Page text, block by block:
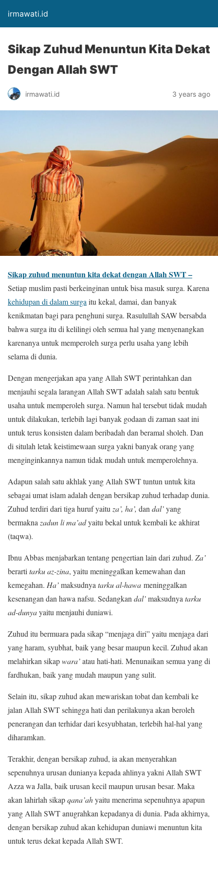
irmawati.id
Sikap Zuhud Menuntun Kita Dekat
Dengan Allah SWT
irmawati.id 3 years ago
Sikap zuhud menuntun kita dekat dengan Allah SWT –
Setiap muslim pasti berkeinginan untuk bisa masuk surga. Karena
kehidupan di dalam surga itu kekal, damai, dan banyak
kenikmatan bagi para penghuni surga. Rasulullah SAW bersabda
bahwa surga itu di kelilingi oleh semua hal yang menyenangkan
karenanya untuk memperoleh surga perlu usaha yang lebih
selama di dunia.
Dengan mengerjakan apa yang Allah SWT perintahkan dan
menjauhi segala larangan Allah SWT adalah salah satu bentuk
usaha untuk memperoleh surga. Namun hal tersebut tidak mudah
untuk dilakukan, terlebih lagi banyak godaan di zaman saat ini
untuk terus konsisten dalam beribadah dan beramal sholeh. Dan
di situlah letak keistimewaan surga yakni banyak orang yang
menginginkannya namun tidak mudah untuk memperolehnya.
Adapun salah satu akhlak yang Allah SWT tuntun untuk kita
sebagai umat islam adalah dengan bersikap zuhud terhadap dunia.
Zuhud terdiri dari tiga huruf yaitu za’, ha’, dan dal’yang
bermakna zadun li ma’adyaitu bekal untuk kembali ke akhirat
(taqwa).
Ibnu Abbas menjabarkan tentang pengertian lain dari zuhud. Za’
berarti tarku az-zina, yaitu meninggalkan kemewahan dan
kemegahan. Ha’maksudnya tarku al-hawa meninggalkan
kesenangan dan hawa nafsu. Sedangkan dal’maksudnya tarku
ad-dunyayaitu menjauhi duniawi.
Zuhud itu bermuara pada sikap “menjaga diri” yaitu menjaga dari
yang haram, syubhat, baik yang besar maupun kecil. Zuhud akan
melahirkan sikapwara’atau hati-hati. Menunaikan semua yang di
fardhukan, baik yang mudah maupun yang sulit.
Selain itu, sikap zuhud akan mewariskan tobat dan kembali ke
jalan Allah SWT sehingga hati dan perilakunya akan beroleh
penerangan dan terhidar dari kesyubhatan, terlebih hal-hal yang
diharamkan.
Terakhir, dengan bersikap zuhud, ia akan menyerahkan
sepenuhnya urusan dunianya kepada ahlinya yakni Allah SWT
Azza wa Jalla, baik urusan kecil maupun urusan besar. Maka
akan lahirlah sikapqana’ahyaitu menerima sepenuhnya apapun
yang Allah SWT anugrahkan kepadanya di dunia. Pada akhirnya,
dengan bersikap zuhud akan kehidupan duniawi menuntun kita
untuk terus dekat kepada Allah SWT.